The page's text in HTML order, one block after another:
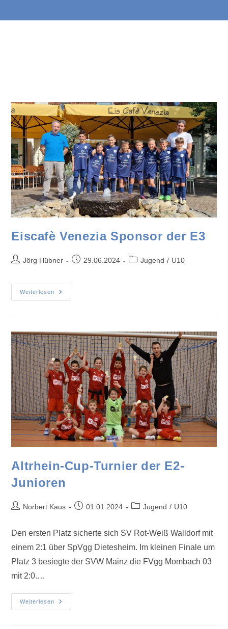
Eiscafè Venezia Sponsor der E3
Jörg Hübner 29.06.2024 Jugend / U10
Weiterlesen
Altrhein-Cup-Turnier der E2-
Junioren
Norbert Kaus 01.01.2024 Jugend / U10
Den ersten Platz sicherte sich SV Rot-Weiß Walldorf mit
einem 2:1 über SpVgg Dietesheim. Im kleinen Finale um
Platz 3 besiegte der SVW Mainz die FVgg Mombach 03
mit 2:0.…
Weiterlesen